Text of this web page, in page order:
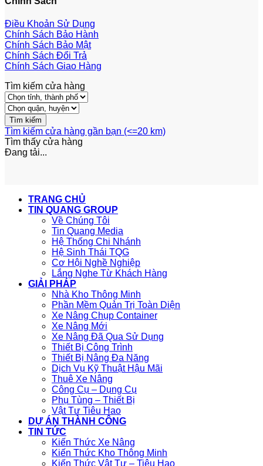
Điều Khoản Sử Dụng
Chính Sách Bảo Hành
Chính Sách Bảo Mật
Chính Sách Đổi Trả
Chính Sách Giao Hàng
Tìm kiếm cửa hàng
Tìm kiếm cửa hàng gần bạn (<=20 km)
Tìm thấy cửa hàng
Đang tải...
TRANG CHỦ
TIN QUANG GROUP
Về Chúng Tôi
Tin Quang Media
Hệ Thống Chi Nhánh
Hệ Sinh Thái TQG
Cơ Hội Nghề Nghiệp
Lắng Nghe Từ Khách Hàng
GIẢI PHÁP
Nhà Kho Thông Minh
Phần Mềm Quản Trị Toàn Diện
Xe Nâng Chụp Container
Xe Nâng Mới
Xe Nâng Đã Qua Sử Dụng
Thiết Bị Công Trình
Thiết Bị Nâng Đa Năng
Dịch Vụ Kỹ Thuật Hậu Mãi
Thuê Xe Nâng
Công Cụ – Dụng Cụ
Phụ Tùng – Thiết Bị
Vật Tư Tiêu Hao
DỰ ÁN THÀNH CÔNG
TIN TỨC
Kiến Thức Xe Nâng
Kiến Thức Kho Thông Minh
Kiến Thức Vật Tư – Tiêu Hao